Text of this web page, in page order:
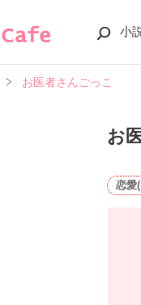
小
お医者さんごっこ
お
恋愛